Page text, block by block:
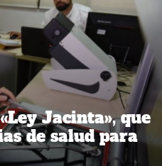
Jacinta», que
de salud para